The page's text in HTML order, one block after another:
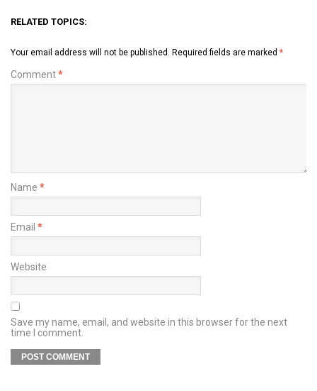
RELATED TOPICS:
Your email address will not be published. Required fields are marked *
Comment*
Name *
Email *
Website
Save my name, email, and website in this browser for the next
time I comment.